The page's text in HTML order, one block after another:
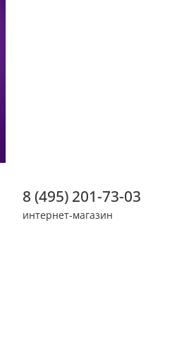
8 (495) 201-73-03
интернет-магазин